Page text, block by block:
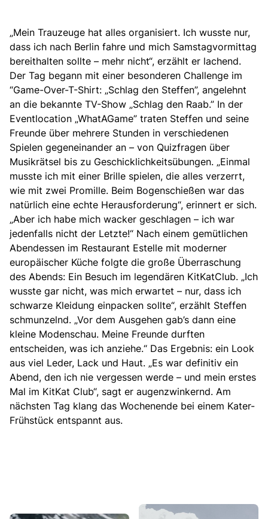
„Mein Trauzeuge hat alles organisiert. Ich wusste nur,
dass ich nach Berlin fahre und mich Samstagvormittag
bereithalten sollte – mehr nicht“, erzählt er lachend.
Der Tag begann mit einer besonderen Challenge im
“Game-Over-T-Shirt: „Schlag den Steffen”, angelehnt
an die bekannte TV-Show „Schlag den Raab.” In der
Eventlocation „WhatAGame” traten Steffen und seine
Freunde über mehrere Stunden in verschiedenen
Spielen gegeneinander an – von Quizfragen über
Musikrätsel bis zu Geschicklichkeitsübungen. „Einmal
musste ich mit einer Brille spielen, die alles verzerrt,
wie mit zwei Promille. Beim Bogenschießen war das
natürlich eine echte Herausforderung“, erinnert er sich.
„Aber ich habe mich wacker geschlagen – ich war
jedenfalls nicht der Letzte!“ Nach einem gemütlichen
Abendessen im Restaurant Estelle mit moderner
europäischer Küche folgte die große Überraschung
des Abends: Ein Besuch im legendären KitKatClub. „Ich
wusste gar nicht, was mich erwartet – nur, dass ich
schwarze Kleidung einpacken sollte“, erzählt Steffen
schmunzelnd. „Vor dem Ausgehen gab’s dann eine
kleine Modenschau. Meine Freunde durften
entscheiden, was ich anziehe.“ Das Ergebnis: ein Look
aus viel Leder, Lack und Haut. „Es war definitiv ein
Abend, den ich nie vergessen werde – und mein erstes
Mal im KitKat Club“, sagt er augenzwinkernd. Am
nächsten Tag klang das Wochenende bei einem Kater-
Frühstück entspannt aus.